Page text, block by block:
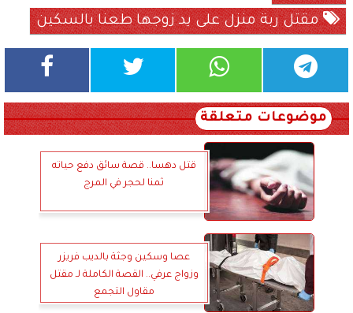
مقتل ربة منزل على يد زوجها طعنا بالسكين
موضوعات متعلقة
قتل دهسا.. قصة سائق دفع حياته
ثمنا لحجر في المرج
عصا وسكين وجثة بالديب فريزر
وزواج عرفي.. القصة الكاملة لـ مقتل
مقاول التجمع